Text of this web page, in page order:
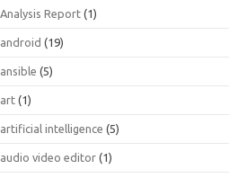
Analysis Report (1)
android (19)
ansible (5)
art (1)
artificial intelligence (5)
audio video editor (1)